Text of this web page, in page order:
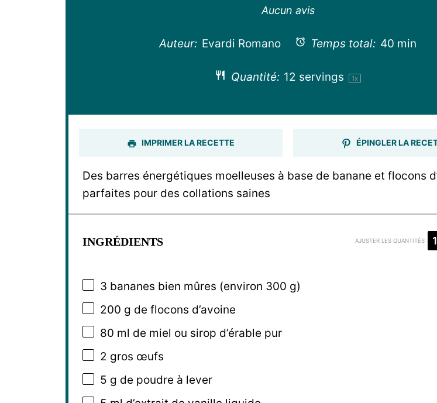
étoiles
étoiles
étoile
Aucun avis
Auteur: Evardi Romano Temps total: 40 min
Quantité: 12 servings 1x
IMPRIMER LA RECETTE ÉPINGLER LA
Des barres énergétiques moelleuses à base de banane et flocons
parfaites pour des collations saines
INGRÉDIENTS AJUSTER LES QUANTITÉS
3 bananes bien mûres (environ 300 g)
200 g de flocons d’avoine
80 ml de miel ou sirop d’érable pur
2 gros œufs
5 g de poudre à lever